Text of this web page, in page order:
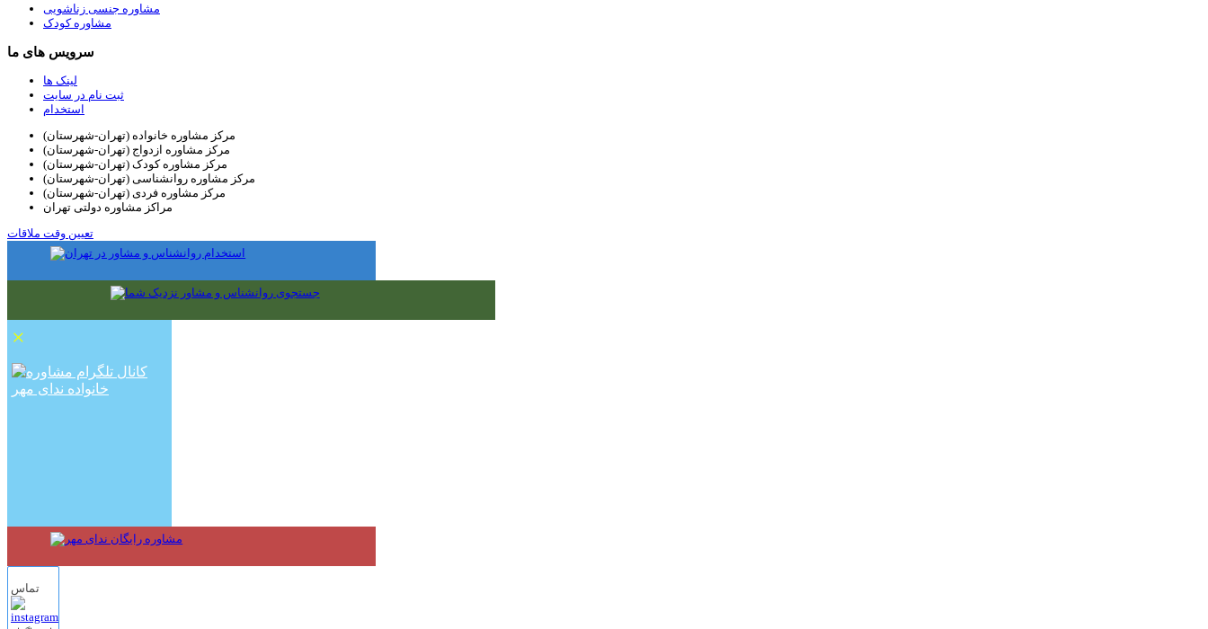
مشاوره جنسی زناشویی
مشاوره کودک
سرویس های ما
لینک ها
ثبت نام در سایت
استخدام
مرکز مشاوره خانواده (تهران-شهرستان)
مرکز مشاوره ازدواج (تهران-شهرستان)
مرکز مشاوره کودک (تهران-شهرستان)
مرکز مشاوره روانشناسی (تهران-شهرستان)
مرکز مشاوره فردی (تهران-شهرستان)
مراکز مشاوره دولتی تهران
تعیین وقت ملاقات
×
تماس